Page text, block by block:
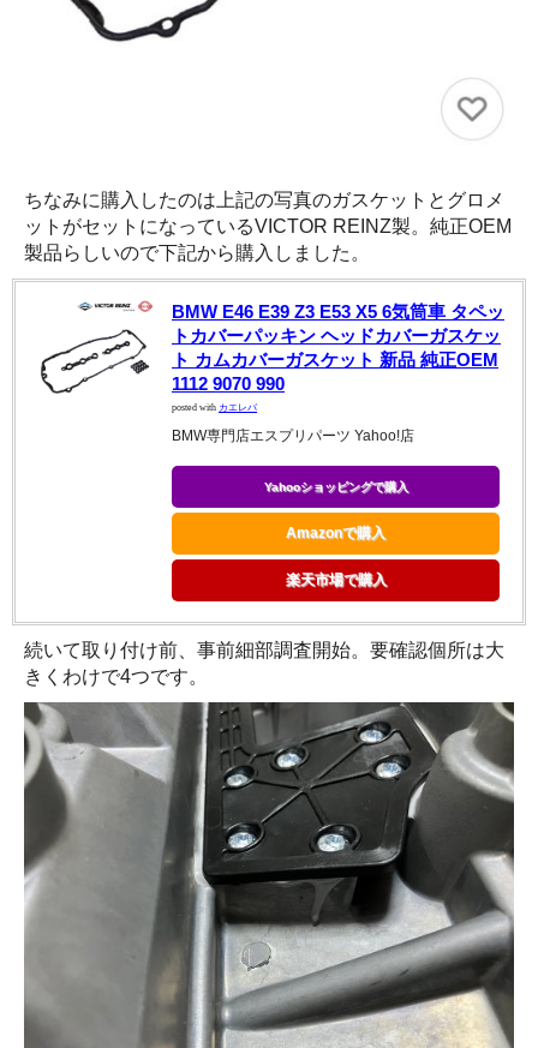
ちなみに購入したのは上記の写真のガスケットとグロメ
ットがセットになっているVICTOR REINZ製。純正OEM
製品らしいので下記から購入しました。
BMW E46 E39 Z3 E53 X5 6気筒車 タペッ
トカバーパッキン ヘッドカバーガスケッ
ト カムカバーガスケット 新品 純正OEM
1112 9070 990
posted with カエレバ
BMW専門店エスプリパーツ Yahoo!店
Yahooショッピングで購入
Amazonで購入
楽天市場で購入
続いて取り付け前、事前細部調査開始。要確認個所は大
きくわけで4つです。